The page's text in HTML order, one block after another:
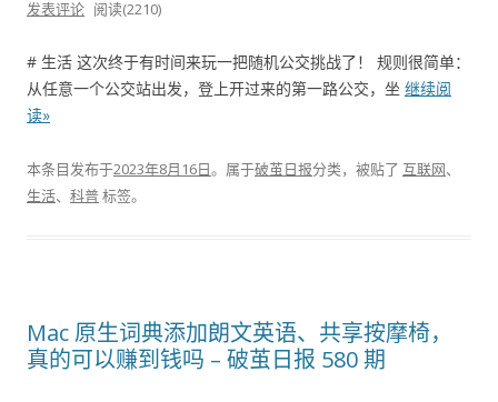
发表评论 阅读(2210)
# 生活 这次终于有时间来玩一把随机公交挑战了！ 规则很简单：
从任意一个公交站出发，登上开过来的第一路公交，坐 继续阅
读»
本条目发布于2023年8月16日。属于破茧日报分类，被贴了 互联网、
生活、 科普标签。
Mac 原生词典添加朗文英语、共享按摩椅，
真的可以赚到钱吗 – 破茧日报 580 期